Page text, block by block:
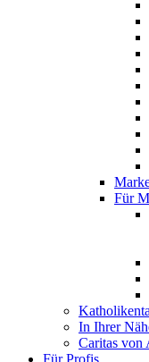
Für
In Ihrer
Caritas von